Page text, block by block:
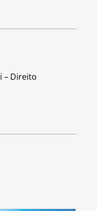
– Direito